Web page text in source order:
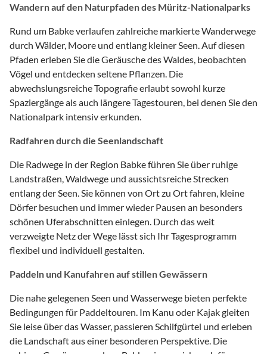
Wandern auf den Naturpfaden des Müritz-Nationalparks
Rund um Babke verlaufen zahlreiche markierte Wanderwege
durch Wälder, Moore und entlang kleiner Seen. Auf diesen
Pfaden erleben Sie die Geräusche des Waldes, beobachten
Vögel und entdecken seltene Pflanzen. Die
abwechslungsreiche Topografie erlaubt sowohl kurze
Spaziergänge als auch längere Tagestouren, bei denen Sie den
Nationalpark intensiv erkunden.
Radfahren durch die Seenlandschaft
Die Radwege in der Region Babke führen Sie über ruhige
Landstraßen, Waldwege und aussichtsreiche Strecken
entlang der Seen. Sie können von Ort zu Ort fahren, kleine
Dörfer besuchen und immer wieder Pausen an besonders
schönen Uferabschnitten einlegen. Durch das weit
verzweigte Netz der Wege lässt sich Ihr Tagesprogramm
flexibel und individuell gestalten.
Paddeln und Kanufahren auf stillen Gewässern
Die nahe gelegenen Seen und Wasserwege bieten perfekte
Bedingungen für Paddeltouren. Im Kanu oder Kajak gleiten
Sie leise über das Wasser, passieren Schilfgürtel und erleben
die Landschaft aus einer besonderen Perspektive. Die